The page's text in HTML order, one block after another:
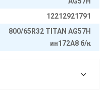
12212921791
800/65R32 TITAN AG57H
ин172A8 б/к